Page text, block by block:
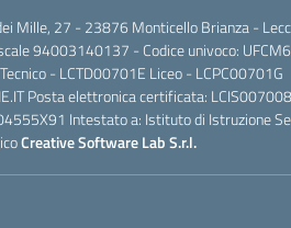
Mille, 27 - 23876 Monticello Brianza -
94003140137 - Codice univoco:
- LCTD00701E Liceo - LCPC00701G
Posta elettronica certificata:
Intestato a: Istituto di Istruzione
Creative Software Lab S.r.l.